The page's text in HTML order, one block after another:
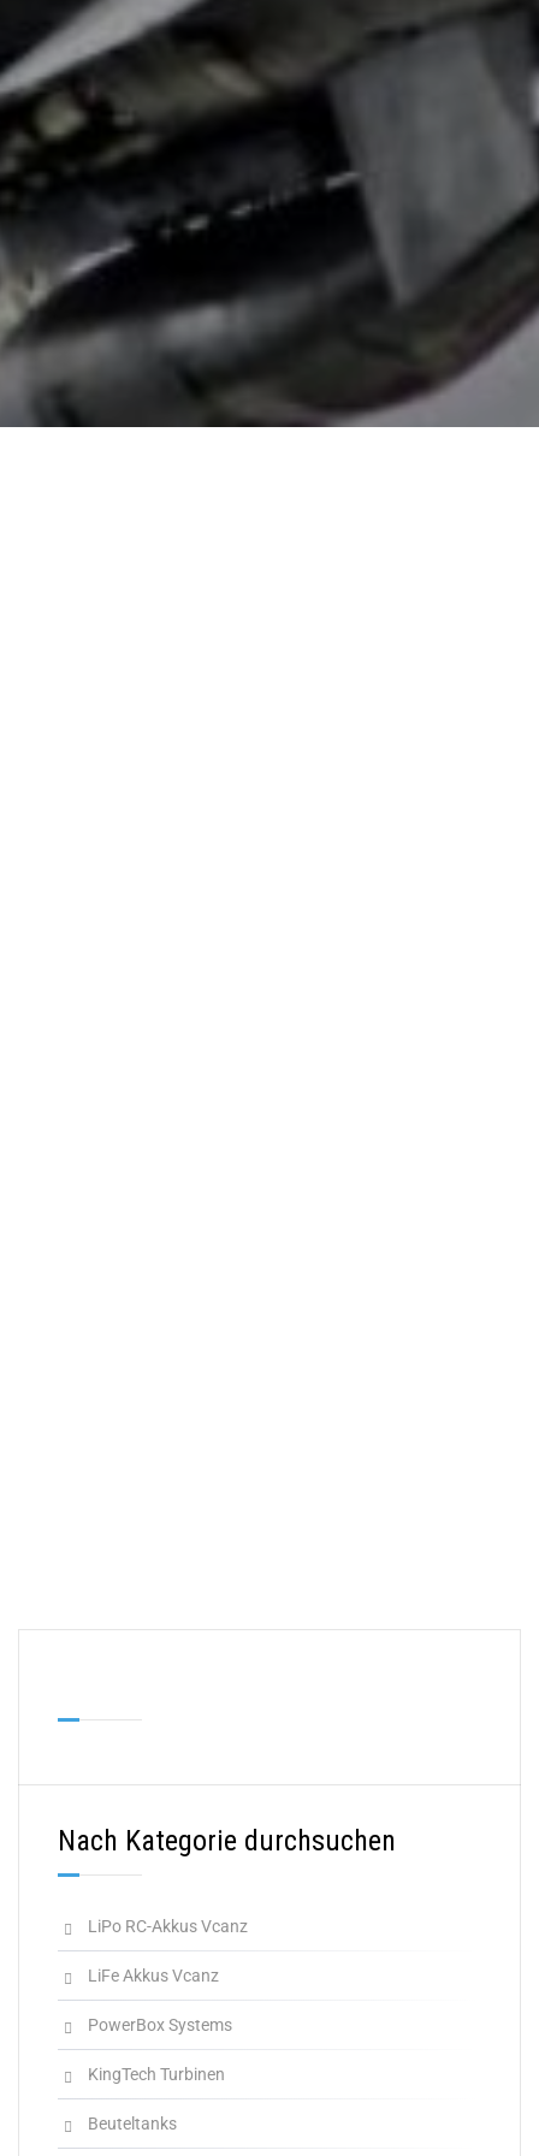
Nach Kategorie durchsuchen
LiPo RC-Akkus Vcanz
LiFe Akkus Vcanz
PowerBox Systems
KingTech Turbinen
Beuteltanks